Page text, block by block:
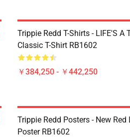
Trippie Redd T-Shirts - LIFE'S A
Classic T-Shirt RB1602
￥384,250 - ￥442,250
Trippie Redd Posters - New Red
Poster RB1602